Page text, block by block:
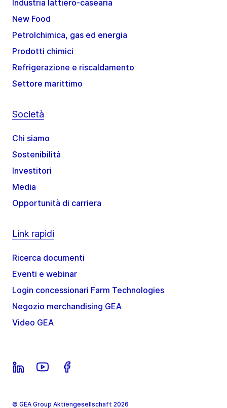
Industria lattiero-casearia
New Food
Petrolchimica, gas ed energia
Prodotti chimici
Refrigerazione e riscaldamento
Settore marittimo
Società
Chi siamo
Sostenibilità
Investitori
Media
Opportunità di carriera
Link rapidi
Ricerca documenti
Eventi e webinar
Login concessionari Farm Technologies
Negozio merchandising GEA
Video GEA
© GEA Group Aktiengesellschaft 2026